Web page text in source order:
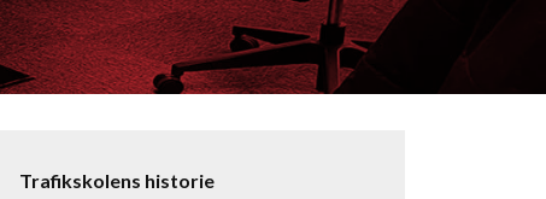
Se
Trafikskolens historie